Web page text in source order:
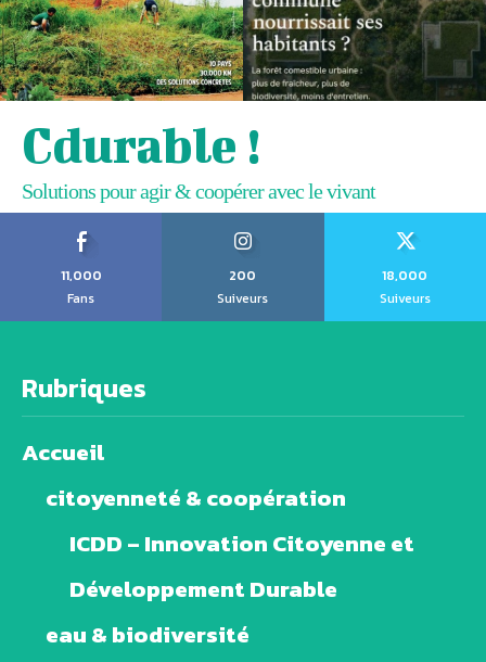
Cdurable !
Solutions pour agir & coopérer avec le vivant
11,000
Fans
200
Suiveurs
18,000
Suiveurs
Rubriques
Accueil
citoyenneté & coopération
ICDD – Innovation Citoyenne et
Développement Durable
eau & biodiversité